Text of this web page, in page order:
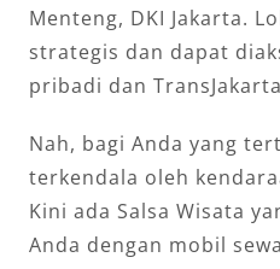
Menteng, DKI Jakarta.
strategis dan dapat
pribadi dan
Nah, bagi Anda yang
terkendala oleh
Kini ada Salsa Wisata
Anda dengan mobil